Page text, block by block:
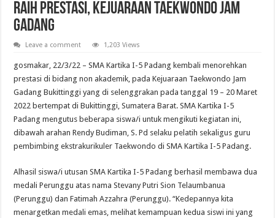
RAIH PRESTASI, KEJUARAAN TAEKWONDO JAM
GADANG
Leave a comment 1,203 Views
gosmakar, 22/3/22 – SMA Kartika I-5 Padang kembali menorehkan
prestasi di bidang non akademik, pada Kejuaraan Taekwondo Jam
Gadang Bukittinggi yang di selenggrakan pada tanggal 19 – 20 Maret
2022 bertempat di Bukittinggi, Sumatera Barat. SMA Kartika I-5
Padang mengutus beberapa siswa/i untuk mengikuti kegiatan ini,
dibawah arahan Rendy Budiman, S. Pd selaku pelatih sekaligus guru
pembimbing ekstrakurikuler Taekwondo di SMA Kartika I-5 Padang.
Alhasil siswa/i utusan SMA Kartika I-5 Padang berhasil membawa dua
medali Perunggu atas nama Stevany Putri Sion Telaumbanua
(Perunggu) dan Fatimah Azzahra (Perunggu). “Kedepannya kita
menargetkan medali emas, melihat kemampuan kedua siswi ini yang